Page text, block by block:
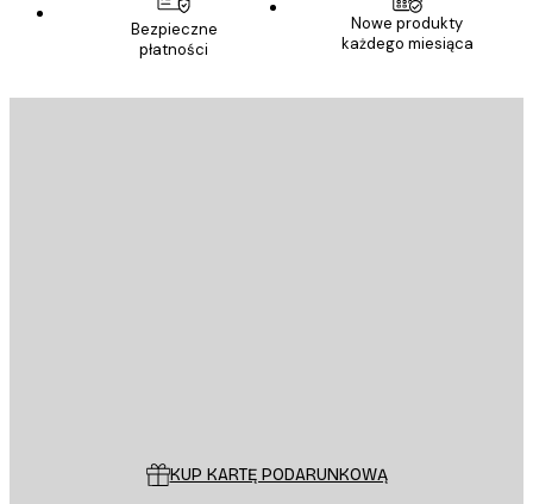
Bezpieczne
płatności
Nowe produkty
każdego miesiąca
KUP KARTĘ PODARUNKOWĄ